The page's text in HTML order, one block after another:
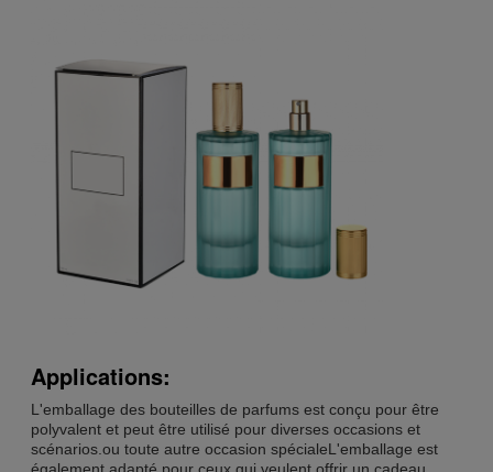
Applications:
L'emballage des bouteilles de parfums est conçu pour être
polyvalent et peut être utilisé pour diverses occasions et
scénarios.ou toute autre occasion spécialeL'emballage est
également adapté pour ceux qui veulent offrir un cadeau